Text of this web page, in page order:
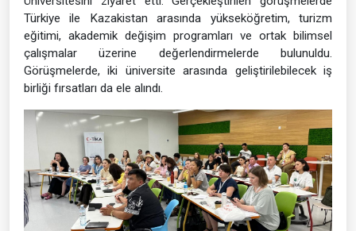
Türkiye ile Kazakistan arasında yükseköğretim, turizm
eğitimi, akademik değişim programları ve ortak bilimsel
çalışmalar üzerine değerlendirmelerde bulunuldu.
Görüşmelerde, iki üniversite arasında geliştirilebilecek iş
birliği fırsatları da ele alındı.